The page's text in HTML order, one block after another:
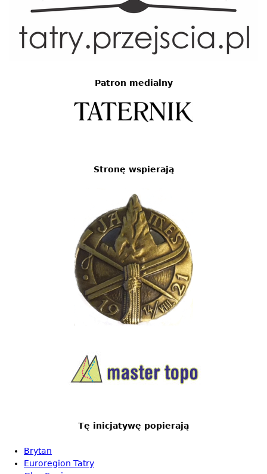
Patron medialny
Stronę wspierają
Tę inicjatywę popierają
Brytan
Euroregion Tatry